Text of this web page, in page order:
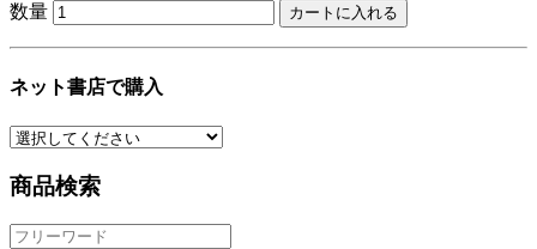
数量
ネット書店で購入
商品検索